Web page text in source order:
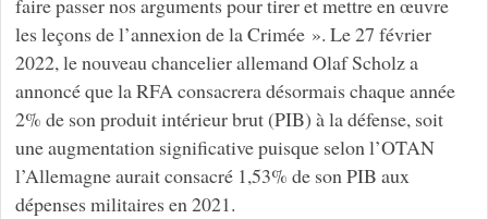
faire passer nos arguments pour tirer et mettre en œuvre
les leçons de l’annexion de la Crimée ». Le 27 février
2022, le nouveau chancelier allemand Olaf Scholz a
annoncé que la RFA consacrera désormais chaque année
2% de son produit intérieur brut (PIB) à la défense, soit
une augmentation significative puisque selon l’OTAN
l’Allemagne aurait consacré 1,53% de son PIB aux
dépenses militaires en 2021.